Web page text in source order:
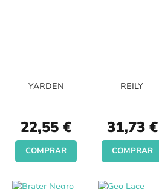
YARDEN
22,55 €
COMPRAR
REILY
31,73 €
COMPRAR